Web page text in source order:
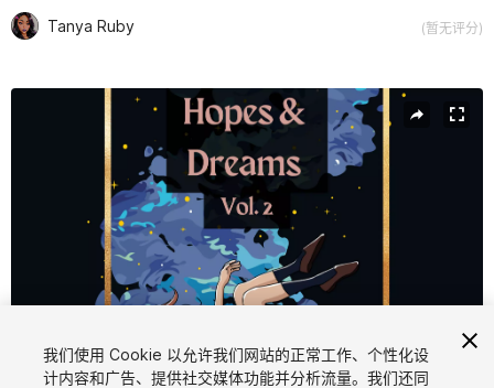
Tanya Ruby (暂无评分)
当前幻灯片：1 / 4
1/4
我们使用 Cookie 以允许我们网站的正常工作、个性化设
计内容和广告、提供社交媒体功能并分析流量。我们还同